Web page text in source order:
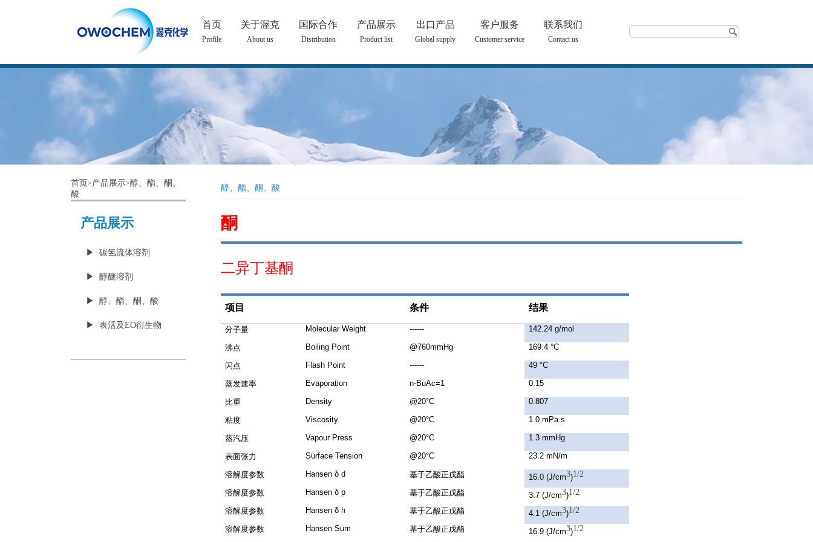
首页
Profile
关于渥克
About us
国际合作
Distribution
产品展示
Product list
出口产品
Global supply
客户服务
Customer service
联系我们
Contact us
首页>产品展示>醇、酯、酮、
酸
产品展示
▶ 碳氢流体溶剂
▶ 醇醚溶剂
▶ 醇、酯、酮、酸
▶ 表活及EO衍生物
醇、酯、酮、酸
酮
二异丁基酮
项目 条件 结果
分子量 Molecular Weight ------ 142.24 g/mol
沸点 Boiling Point @760mmHg 169.4 °C
闪点 Flash Point ------ 49 °C
蒸发速率 Evaporation n-BuAc=1 0.15
比重 Density @20°C 0.807
粘度 Viscosity @20°C 1.0 mPa.s
蒸汽压 Vapour Press @20°C 1.3 mmHg
表面张力 Surface Tension @20°C 23.2 mN/m
溶解度参数 Hansen δ d 基于乙酸正戊酯 16.0 (J/cm3)1/2
溶解度参数 Hansen δ p 基于乙酸正戊酯 3.7 (J/cm3)1/2
溶解度参数 Hansen δ h 基于乙酸正戊酯 4.1 (J/cm3)1/2
溶解度参数 Hansen Sum 基于乙酸正戊酯 16.9 (J/cm3)1/2